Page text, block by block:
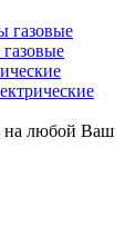
газовые
на любой Ваш